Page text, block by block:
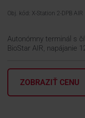
KONTAKTY
Obj. kód: X-Station 2-DPB AIR
Autonómny terminál s
BioStar AIR, napájanie
ZOBRAZIŤ CENU